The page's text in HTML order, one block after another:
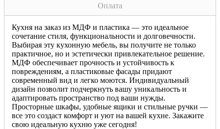
Оплата
Кухня на заказ из МДФ и пластика — это идеальное
сочетание стиля, функциональности и долговечности.
Выбирая эту кухонную мебель, вы получите не только
практичное, но и эстетически привлекательное решение.
МДФ обеспечивает прочность и устойчивость к
повреждениям, а пластиковые фасады придают
современный вид и легко моются. Индивидуальный
дизайн позволит подчеркнуть вашу уникальность и
адаптировать пространство под ваши нужды.
Просторные шкафы, удобные ящики и стильные ручки —
все это создаст комфорт и уют на вашей кухне. Закажите
свою идеальную кухню уже сегодня!